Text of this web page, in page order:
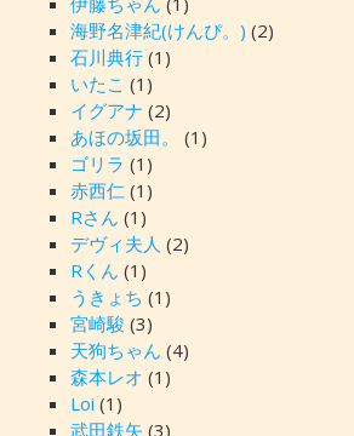
海野名津紀(けんぴ。) (2)
石川典行(1)
いたこ (1)
イグアナ (2)
あほの坂田。
(1)
ゴリラ (1)
赤西仁 (1)
Rさん (1)
デヴィ夫人 (2)
Rくん (1)
うきょち (1)
宮崎駿 (3)
天狗ちゃん (4)
森本レオ (1)
Loi (1)
武田鉄矢 (3)